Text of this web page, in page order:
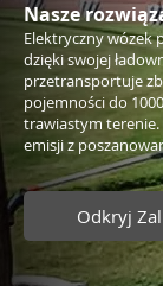
Nasze
Elektryczny wózek
dzięki swojej
przetransportuje
pojemności do
trawiastym
emisji z
Odkryj